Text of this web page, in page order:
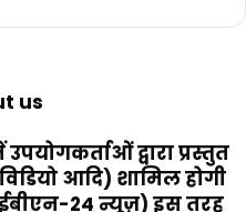
us
द्वारा प्रस्तुत
आदि) शामिल होगी
24 न्यूज़) इस तरह